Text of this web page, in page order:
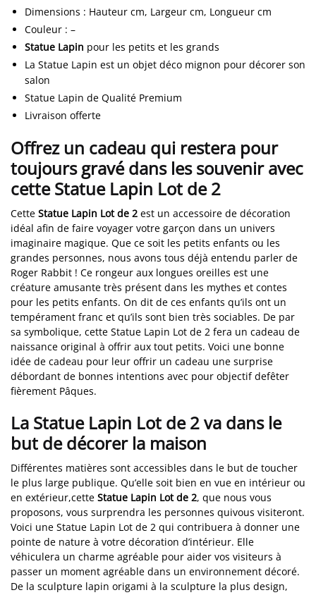
Dimensions : Hauteur cm, Largeur cm, Longueur cm
Couleur : –
Statue Lapin pour les petits et les grands
La Statue Lapin est un objet déco mignon pour décorer son
salon
Statue Lapin de Qualité Premium
Livraison offerte
Offrez un cadeau qui restera pour
toujours gravé dans les souvenir avec
cette Statue Lapin Lot de 2
Cette Statue Lapin Lot de 2 est un accessoire de décoration
idéal afin de faire voyager votre garçon dans un univers
imaginaire magique. Que ce soit les petits enfants ou les
grandes personnes, nous avons tous déjà entendu parler de
Roger Rabbit ! Ce rongeur aux longues oreilles est une
créature amusante très présent dans les mythes et contes
pour les petits enfants. On dit de ces enfants qu’ils ont un
tempérament franc et qu’ils sont bien très sociables. De par
sa symbolique, cette Statue Lapin Lot de 2 fera un cadeau de
naissance original à offrir aux tout petits. Voici une bonne
idée de cadeau pour leur offrir un cadeau une surprise
débordant de bonnes intentions avec pour objectif defêter
fièrement Pâques.
La Statue Lapin Lot de 2 va dans le
but de décorer la maison
Différentes matières sont accessibles dans le but de toucher
le plus large publique. Qu’elle soit bien en vue en intérieur ou
en extérieur,cette Statue Lapin Lot de 2, que nous vous
proposons, vous surprendra les personnes quivous visiteront.
Voici une Statue Lapin Lot de 2 qui contribuera à donner une
pointe de nature à votre décoration d’intérieur. Elle
véhiculera un charme agréable pour aider vos visiteurs à
passer un moment agréable dans un environnement décoré.
De la sculpture lapin origami à la sculpture la plus design,